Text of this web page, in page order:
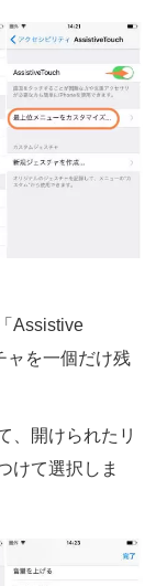
Assistive
ャを一個だけ残
、開けられたリ
けて選択しま